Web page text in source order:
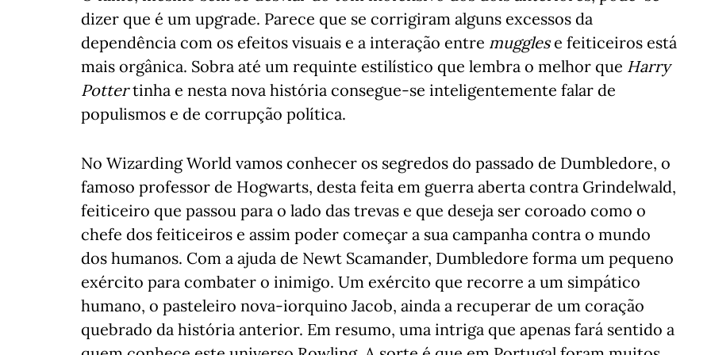
dizer que é um upgrade. Parece que se corrigiram alguns excessos da
dependência com os efeitos visuais e a interação entre mugglese feiticeiros está
mais orgânica. Sobra até um requinte estilístico que lembra o melhor que Harry
Pottertinha e nesta nova história consegue-se inteligentemente falar de
populismos e de corrupção política.
No Wizarding World vamos conhecer os segredos do passado de Dumbledore, o
famoso professor de Hogwarts, desta feita em guerra aberta contra Grindelwald,
feiticeiro que passou para o lado das trevas e que deseja ser coroado como o
chefe dos feiticeiros e assim poder começar a sua campanha contra o mundo
dos humanos. Com a ajuda de Newt Scamander, Dumbledore forma um pequeno
exército para combater o inimigo. Um exército que recorre a um simpático
humano, o pasteleiro nova-iorquino Jacob, ainda a recuperar de um coração
quebrado da história anterior. Em resumo, uma intriga que apenas fará sentido a